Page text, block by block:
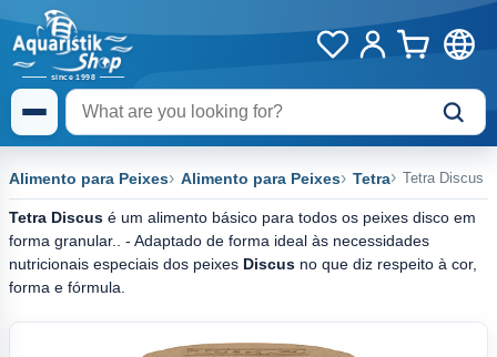
Alimento para Peixes Alimento para Peixes Tetra Tetra Discus
Tetra Discus é um alimento básico para todos os peixes disco em
forma granular.. - Adaptado de forma ideal às necessidades
nutricionais especiais dos peixes Discus no que diz respeito à cor,
forma e fórmula.